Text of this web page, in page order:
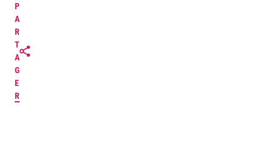
P
A
R
T
A
G
E
R